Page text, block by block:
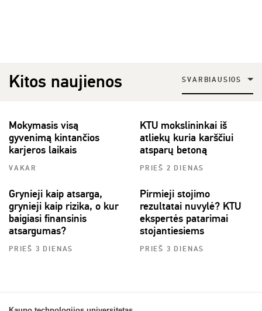
Kitos naujienos SVARBIAUSIOS
Mokymasis visą
gyvenimą kintančios
karjeros laikais
VAKAR
KTU mokslininkai iš
atliekų kuria karščiui
atsparų betoną
PRIEŠ 2 DIENAS
Grynieji kaip atsarga,
grynieji kaip rizika, o kur
baigiasi finansinis
atsargumas?
PRIEŠ 3 DIENAS
Pirmieji stojimo
rezultatai nuvylė? KTU
ekspertės patarimai
stojantiesiems
PRIEŠ 3 DIENAS